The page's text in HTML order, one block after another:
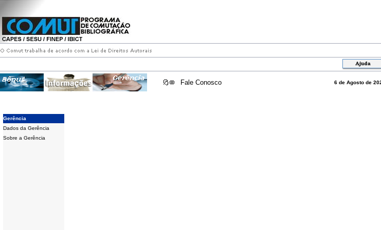
Fale Conosco 6 de Agosto de
Gerência
Dados da Gerência
Sobre a Gerência